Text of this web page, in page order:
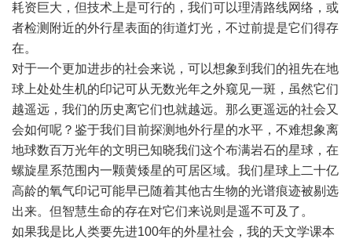
耗资巨大，但技术上是可行的，我们可以理清路线网络，或
者检测附近的外行星表面的街道灯光，不过前提是它们得存
在。
对于一个更加进步的社会来说，可以想象到我们的祖先在地
球上处处生机的印记可从无数光年之外窥见一斑，虽然它们
越遥远，我们的历史离它们也就越远。那么更遥远的社会又
会如何呢？鉴于我们目前探测地外行星的水平，不难想象离
地球数百万光年的文明已知晓我们这个布满岩石的星球，在
螺旋星系范围内一颗黄矮星的可居区域。我们星球上二十亿
高龄的氧气印记可能早已随着其他古生物的光谱痕迹被剔选
出来。但智慧生命的存在对它们来说则是遥不可及了。
如果我是比人类要先进100年的外星社会，我的天文学课本